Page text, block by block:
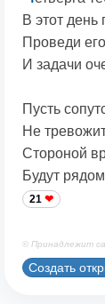
В этот день
Проведи
И задачи
Пусть
Не
Стороной
Будут
21
© Принадлежит
Создать